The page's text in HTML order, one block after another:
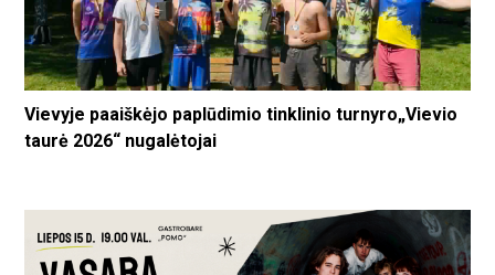
Vievyje paaiškėjo paplūdimio tinklinio turnyro„Vievio
taurė 2026“ nugalėtojai